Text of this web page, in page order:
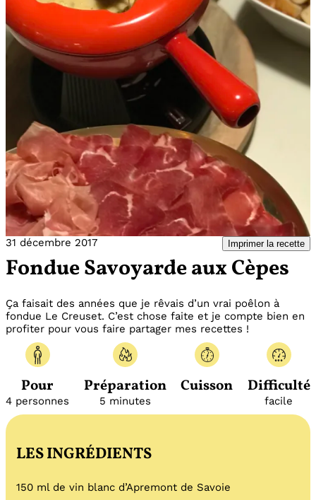
31 décembre 2017 Imprimer la recette
Fondue Savoyarde aux Cèpes
Ça faisait des années que je rêvais d’un vrai poêlon à
fondue Le Creuset. C’est chose faite et je compte bien en
profiter pour vous faire partager mes recettes !
Pour
4 personnes
Préparation
5 minutes
Cuisson Difficulté
facile
LES INGRÉDIENTS
150 ml de vin blanc d’Apremont de Savoie